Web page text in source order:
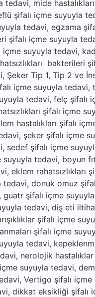
mide
şifalı içme suyuyla
tedavi, egzama
içme suyuyla
içme suyuyla tedavi,
bakterileri
Tip 1, Tip 2 ve
içme suyuyla tedavi,
tedavi, felç şifalı
şifalı içme
hastalıkları şifalı
şeker şifalı içme
sedef şifalı içme
tedavi, boyun
eklem rahatsızlıkları
donuk omuz
guatr şifalı içme
tedavi, diş eti
şifalı içme
şifalı içme
tedavi,
nerolojik
suyuyla tedavi,
Vertigo şifalı
dikkat eksikliği şifalı